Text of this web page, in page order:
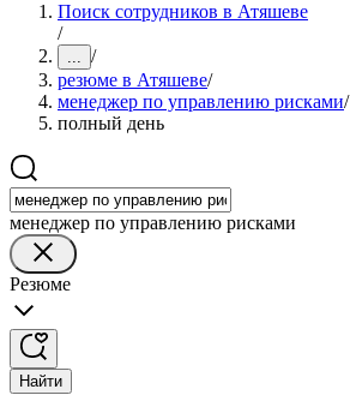
Поиск сотрудников в Атяшеве
/
... /
резюме в Атяшеве/
менеджер по управлению рисками/
полный день
менеджер по управлению рисками
Резюме
Найти